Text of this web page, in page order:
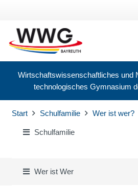
Wirtschaftswissenschaftliches und
technologisches Gymnasium
Start Schulfamilie Wer ist wer?
Schulfamilie
Wer ist Wer